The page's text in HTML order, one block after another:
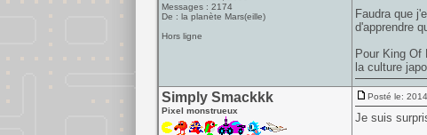
Messages : 2174
De : la planète Mars(eille)
Hors ligne
Faudra que
d'apprendre
Pour King Of
la culture
Simply Smackkk
Pixel monstrueux
Posté le:
Je suis